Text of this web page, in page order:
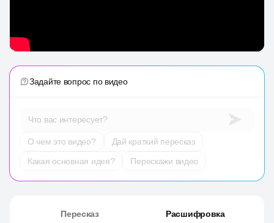
Задайте вопрос по видео
Что вас интересует?
О чем это видео?
Дай краткий пересказ
Какая основная идея?
Перескажи видео
Пересказ Расшифровка